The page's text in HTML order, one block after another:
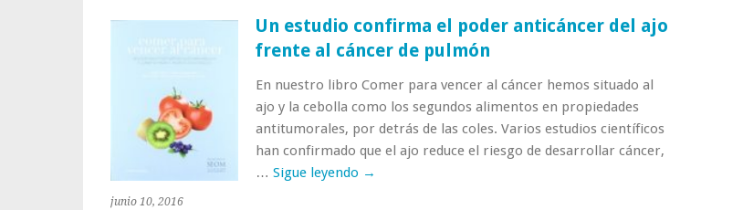
junio 10, 2016
Un estudio confirma el poder anticáncer del ajo
frente al cáncer de pulmón
En nuestro libro Comer para vencer al cáncer hemos situado al
ajo y la cebolla como los segundos alimentos en propiedades
antitumorales, por detrás de las coles. Varios estudios científicos
han confirmado que el ajo reduce el riesgo de desarrollar cáncer,
… Sigue leyendo →